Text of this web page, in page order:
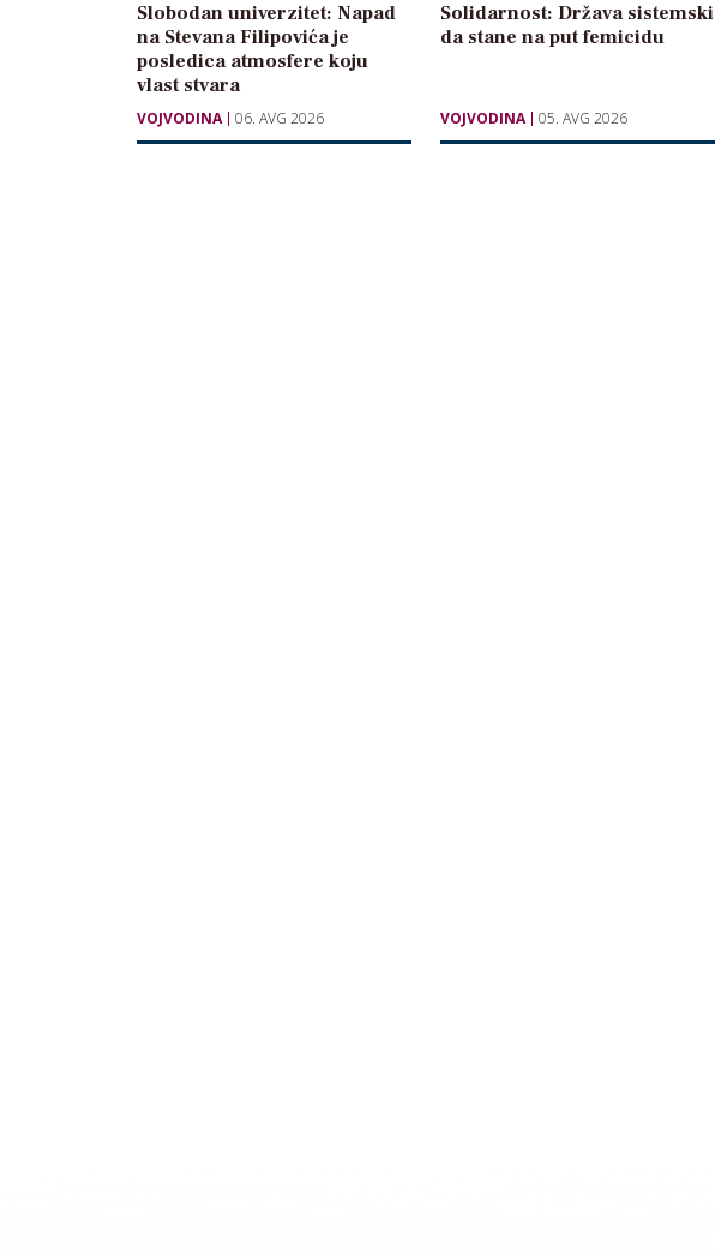
Slobodan univerzitet: Napad
na Stevana Filipovića je
posledica atmosfere koju
vlast stvara
VOJVODINA 06. AVG 2026
Solidarnost: Država sistemski
da stane na put femicidu
VOJVODINA 05. AVG 2026